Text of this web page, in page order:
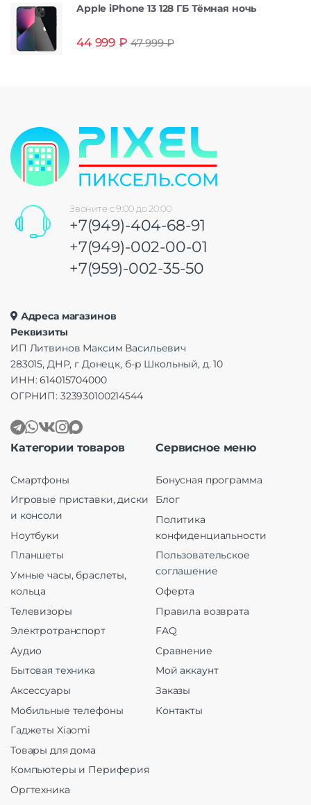
Apple iPhone 13 128 ГБ Тёмная ночь
44 999 ₽ 47 999₽
Звоните с 9:00 до 20:00
+7(949)-404-68-91
+7(949)-002-00-01
+7(959)-002-35-50
Адреса магазинов
Реквизиты
ИП Литвинов Максим Васильевич
283015, ДНР, г Донецк, б-р Школьный, д. 10
ИНН: 614015704000
ОГРНИП: 323930100214544
Категории товаров
Смартфоны
Игровые приставки, диски
и консоли
Ноутбуки
Планшеты
Умные часы, браслеты,
кольца
Телевизоры
Электротранспорт
Аудио
Бытовая техника
Аксессуары
Мобильные телефоны
Гаджеты Xiaomi
Товары для дома
Компьютеры и Периферия
Оргтехника
Сервисное меню
Бонусная программа
Блог
Политика
конфиденциальности
Пользовательское
соглашение
Оферта
Правила возврата
FAQ
Сравнение
Мой аккаунт
Заказы
Контакты